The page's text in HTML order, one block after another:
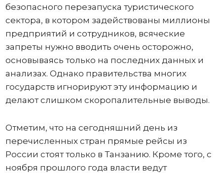
безопасного перезапуска туристического
сектора, в котором задействованы миллионы
предприятий и сотрудников, всяческие
запреты нужно вводить очень осторожно,
основываясь только на последних данных и
анализах. Однако правительства многих
государств игнорируют эту информацию и
делают слишком скоропалительные выводы.
Отметим, что на сегодняшний день из
перечисленных стран прямые рейсы из
России стоят только в Танзанию. Кроме того, с
ноября прошлого года власти ведут